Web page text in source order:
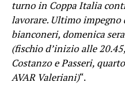
turno in Coppa Italia
lavorare. Ultimo
bianconeri, domenica
(fischio d’inizio alle 20.45,
Costanzo e Passeri,
AVAR Valeriani)“.